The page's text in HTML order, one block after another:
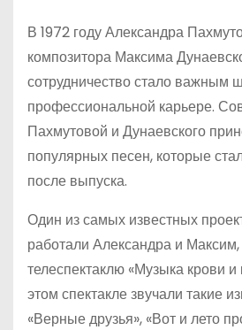
В 1972 году Александра
композитора Максима
сотрудничество стало важным
профессиональной карьере.
Пахмутовой и Дунаевского
популярных песен, которые
после выпуска.
Один из самых известных
работали Александра и
телеспектаклю «Музыка крови
этом спектакле звучали такие
«Верные друзья», «Вот и лето